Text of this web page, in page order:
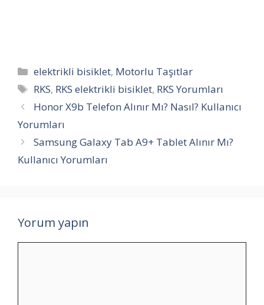
Kategoriler
elektrikli bisiklet, Motorlu Taşıtlar
Etiketler
RKS, RKS elektrikli bisiklet, RKS Yorumları
Honor X9b Telefon Alınır Mı? Nasıl? Kullanıcı
Yorumları
Samsung Galaxy Tab A9+ Tablet Alınır Mı?
Kullanıcı Yorumları
Yorum yapın